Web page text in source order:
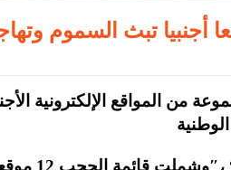
من المواقع الإلكترونية